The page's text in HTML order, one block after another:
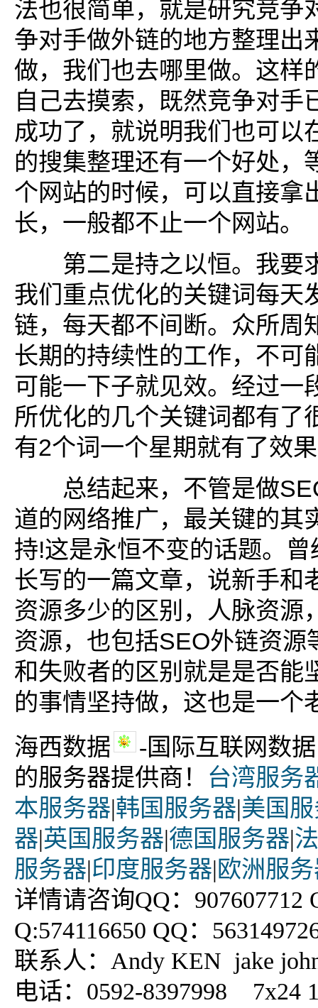
法也很简单，就是研究竞争
争对手做外链的地方整理出
做，我们也去哪里做。这样
自己去摸索，既然竞争对手
成功了，就说明我们也可以
的搜集整理还有一个好处，
个网站的时候，可以直接拿
长，一般都不止一个网站。
第二是持之以恒。我要
我们重点优化的关键词每天
链，每天都不间断。众所周
长期的持续性的工作，不可
可能一下子就见效。经过一
所优化的几个关键词都有了
有2个词一个星期就有了效
总结起来，不管是做
道的网络推广，最关键的其
持!这是永恒不变的话题。
长写的一篇文章，说新手和
资源多少的区别，人脉资源
资源，也包括SEO外链资源
和失败者的区别就是是否能
的事情坚持做，这也是一个
海西数据
-国际互联网数
的服务器提供商！ 台湾服务
本服务器|韩国服务器|美国
器|英国服务器|德国服务器|
服务器|印度服务器|欧洲服
详情请咨询QQ：907607712
Q:574116650 QQ：
联系人：Andy KEN jake
电话：0592-8397998 7x24